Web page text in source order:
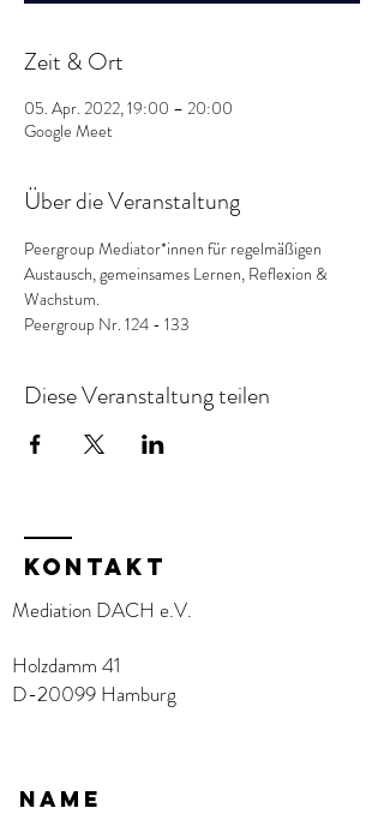
Zeit & Ort
05. Apr. 2022, 19:00 – 20:00
Google Meet
Über die Veranstaltung
Peergroup Mediator*innen für regelmäßigen
Austausch, gemeinsames Lernen, Reflexion &
Wachstum.
Peergroup Nr. 124 - 133
Diese Veranstaltung teilen
KOntakt
Mediation DACH e.V.
Holzdamm 41
D-20099 Hamburg
Name